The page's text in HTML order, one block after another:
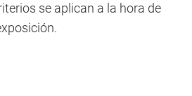
se aplican a la hora de